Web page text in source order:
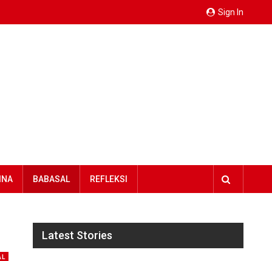
Sign In
BABASAL REFLEKSI
Latest Stories